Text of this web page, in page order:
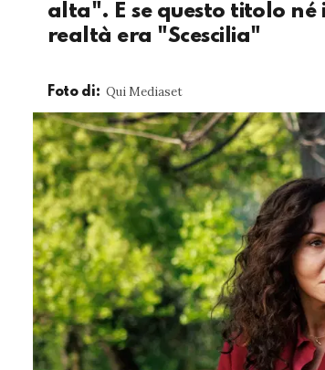
alta". E se questo titolo né
realtà era "Scescilia"
Foto di: Qui Mediaset